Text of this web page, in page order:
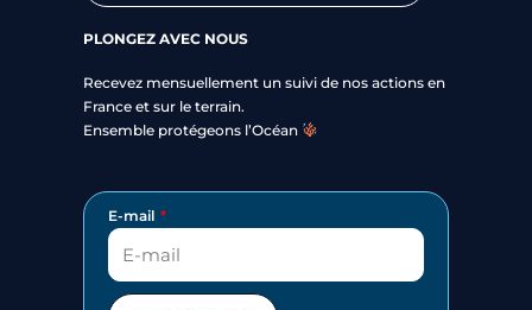
PLONGEZ AVEC NOUS
Recevez mensuellement un suivi de nos actions en
France et sur le terrain.
Ensemble protégeons l’Océan
E-mail